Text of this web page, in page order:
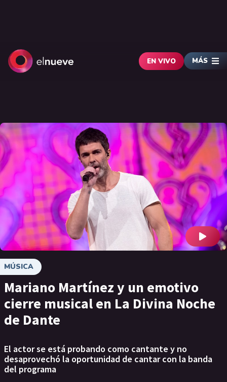
EN VIVO MÁS
MÚSICA
Mariano Martínez y un emotivo
cierre musical en La Divina Noche
de Dante
El actor se está probando como cantante y no
desaprovechó la oportunidad de cantar con la banda
del programa